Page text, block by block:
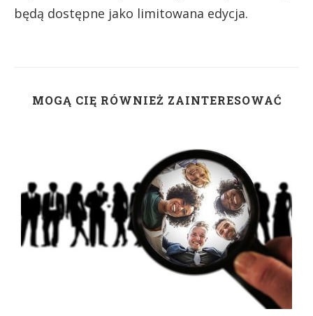
będą dostępne jako limitowana edycja.
MOGĄ CIĘ RÓWNIEŻ ZAINTERESOWAĆ